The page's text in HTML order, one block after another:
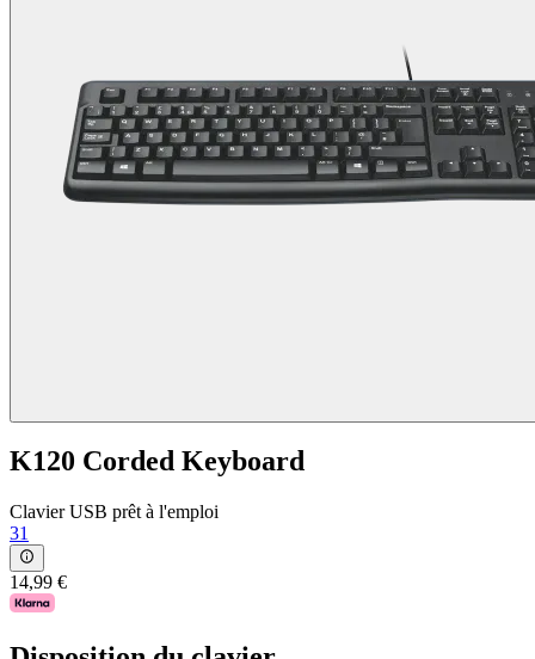
K120 Corded Keyboard
Clavier USB prêt à l'emploi
31
14,99 €